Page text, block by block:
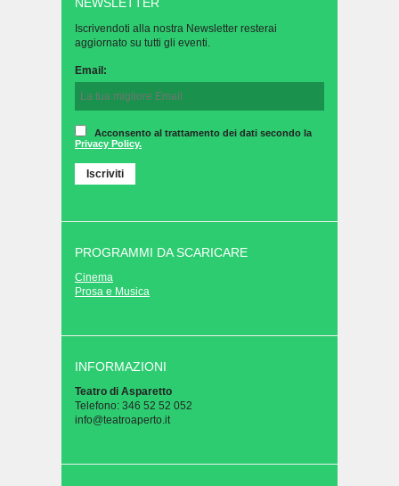
Iscrivendoti alla nostra Newsletter resterai
aggiornato su tutti gli eventi.
Email:
Acconsento al trattamento dei dati secondo la
Privacy Policy.
PROGRAMMI DA SCARICARE
Cinema
Prosa e Musica
INFORMAZIONI
Teatro di Asparetto
Telefono: 346 52 52 052
info@teatroaperto.it